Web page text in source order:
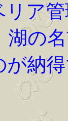
ア
湖の
が納